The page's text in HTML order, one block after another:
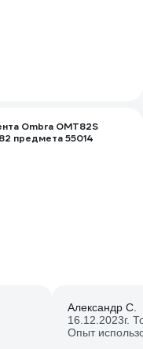
Ombra OMT82S
предмета 55014
Александр С.
16.12.2023г.
Опыт